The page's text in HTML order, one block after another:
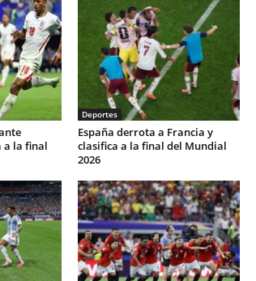
a la final
Deportes
España derrota a Francia y
clasifica a la final del Mundial
2026